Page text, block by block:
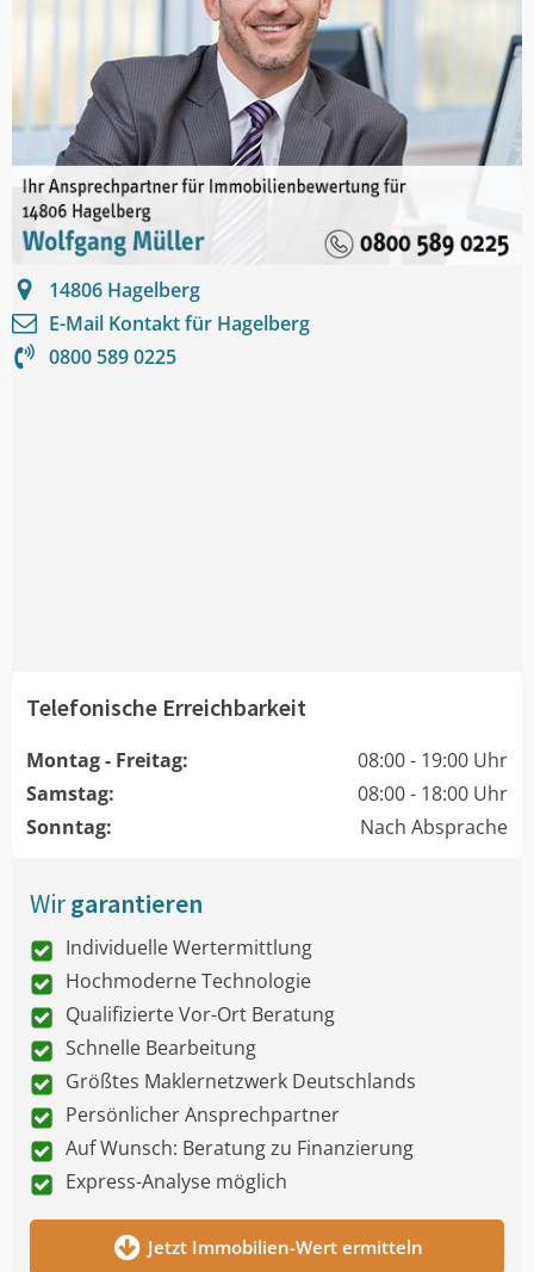
14806 Hagelberg
E-Mail Kontakt für Hagelberg
0800 589 0225
Telefonische Erreichbarkeit
Montag - Freitag:
08:00 - 19:00 Uhr
Samstag:
08:00 - 18:00 Uhr
Sonntag:
Nach Absprache
Wirgarantieren
Individuelle Wertermittlung
Hochmoderne Technologie
Qualifizierte Vor-Ort Beratung
Schnelle Bearbeitung
Größtes Maklernetzwerk Deutschlands
Persönlicher Ansprechpartner
Auf Wunsch: Beratung zu Finanzierung
Express-Analyse möglich
Jetzt Immobilien-Wert ermitteln